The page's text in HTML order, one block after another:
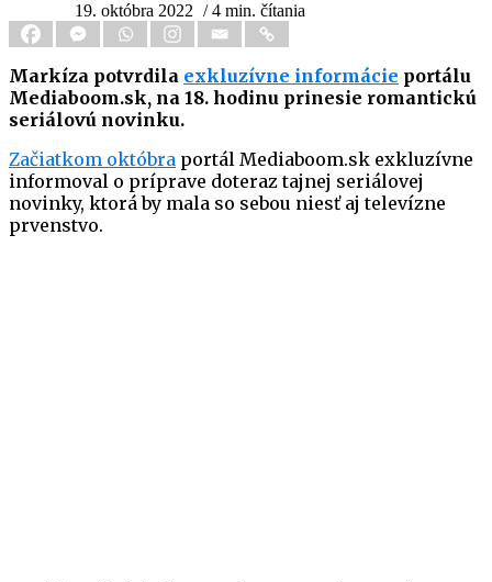
19. októbra 2022 / 4 min. čítania
Markíza potvrdila exkluzívne informácie portálu
Mediaboom.sk, na 18. hodinu prinesie romantickú
seriálovú novinku.
Začiatkom októbra portál Mediaboom.sk exkluzívne
informoval o príprave doteraz tajnej seriálovej
novinky, ktorá by mala so sebou niesť aj televízne
prvenstvo.